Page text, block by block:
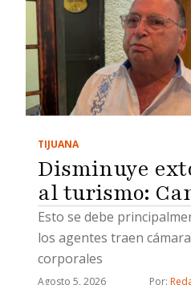
TIJUANA
Disminuye
al turismo:
Esto se debe
los agentes traen
corporales
Agosto 5, 2026 Por: